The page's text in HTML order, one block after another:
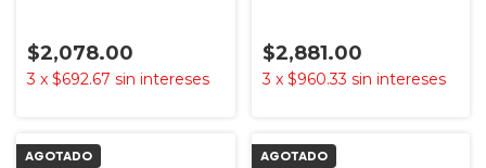
$2,078.00
3 x $692.67 sin intereses
$2,881.00
3 x $960.33 sin intereses
AGOTADO AGOTADO